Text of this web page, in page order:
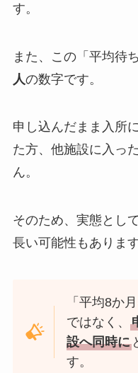
す。
また、この「平均待
人の数字です。
申し込んだまま入所
た方、他施設に入っ
ん。
そのため、実態とし
長い可能性もあります
「平均8か
ではなく、
設へ同時に
す。